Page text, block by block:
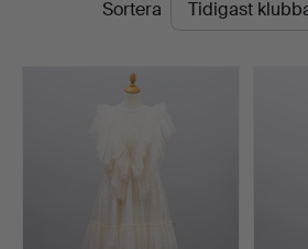
med vintagemode från Hermès,
Varmt välkomna!
Sortera